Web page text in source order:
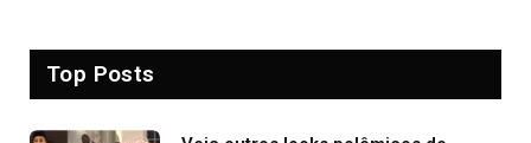
Top Posts